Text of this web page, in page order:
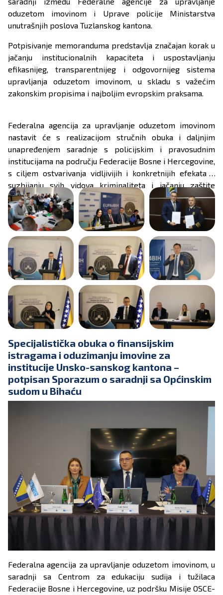
oduzetom imovinom i Uprave policije Ministarstva
unutrašnjih poslova Tuzlanskog kantona.
Potpisivanje memoranduma predstavlja značajan korak u
jačanju institucionalnih kapaciteta i uspostavljanju
efikasnijeg, transparentnijeg i odgovornijeg sistema
upravljanja oduzetom imovinom, u skladu s važećim
zakonskim propisima i najboljim evropskim praksama.
Federalna agencija za upravljanje oduzetom imovinom
nastavit će s realizacijom stručnih obuka i daljnjim
unapređenjem saradnje s policijskim i pravosudnim
institucijama na području Federacije Bosne i Hercegovine,
s ciljem ostvarivanja vidljivijih i konkretnijih efekata u
suzbijanju svih vidova kriminaliteta i jačanju zaštite
javnog interesa.
Specijalistička obuka o finansijskim
istragama i oduzimanju imovine za
institucije Unsko-sanskog kantona –
potpisan Sporazum o saradnji sa Općinskim
sudom u Bihaću
Federalna agencija za upravljanje oduzetom imovinom, u
saradnji sa Centrom za edukaciju sudija i tužilaca
Federacije Bosne i Hercegovine, uz podršku Misije OSCE-